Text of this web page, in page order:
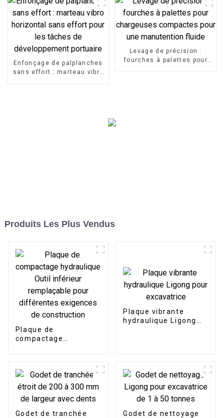
Enfonçage de palplanches
sans effort : marteau vibro
Levage de précision :
fourches à palettes pour
Produits Les Plus Vendus
Plaque de
compactage
exigences de
construction
Plaque vibrante
hydraulique Ligong
Godet de tranchée Godet de nettoyage